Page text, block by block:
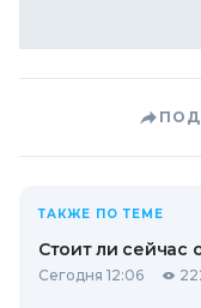
ТАКЖЕ ПО ТЕМЕ
Стоит ли сейчас
Сегодня 12:06